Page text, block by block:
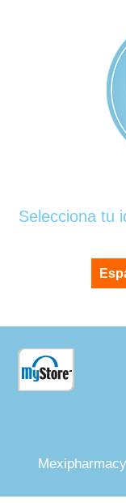
Selecciona tu